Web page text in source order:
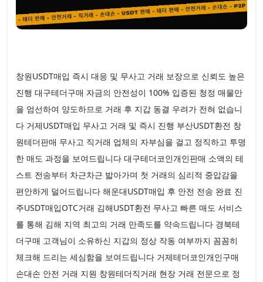
창원USDT매입 즉시 대응 및 무사고 거래 보장으로 신뢰도 높은
진행 대구테더구매 자금의 안전성이 100% 입증된 청정 매물만
을 엄선하여 양도하므로 거래 후 지갑 동결 우려가 전혀 없습니
다 거제USDT매입 무사고 거래 및 즉시 진행 부산USDT환전 창
원테더판매 무사고 직거래 업체의 자부심을 걸고 정직하고 투명
한 매도 과정을 보여드립니다 대구테더코인개인판매 소액의 테
스트 전송부터 차근차근 밟아가며 첫 거래의 심리적 중압감을
편안하게 덜어드립니다 해운대USDT매입 후 안전 전송 완료 진
주USDT매입OTC거래 김해USDT환전 무사고 빠른 매도 서비스
를 통해 김해 지역 최고의 거래 만족도를 약속드립니다 경북테
더구매 고객님이 소유하신 지갑의 정상 작동 여부까지 꼼꼼히
체크해 드리는 세심함을 보여드립니다 거제테더코인개인구매
손대손 안전 거래 지원 창원테더직거래 현장 거래 전문으로 정